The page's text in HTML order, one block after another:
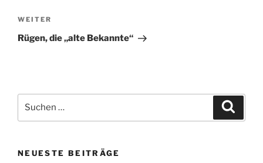
Nächster
Beitrag
WEITER
Rügen, die „alte Bekannte“
nach:
NEUESTE BEITRÄGE